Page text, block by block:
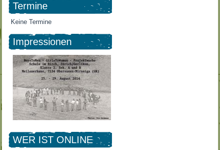
Termine
Keine Termine
Impressionen
WER IST ONLINE